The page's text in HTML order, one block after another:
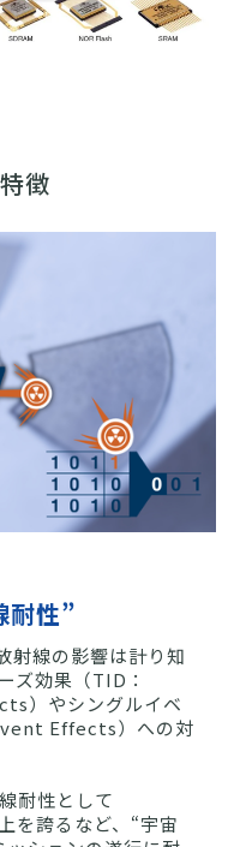
徴
耐性”
射線の影響は計り知
ズ効果 （TID：
）やシングルイベ
Effects）への対
耐性として
を誇るなど、 “宇宙